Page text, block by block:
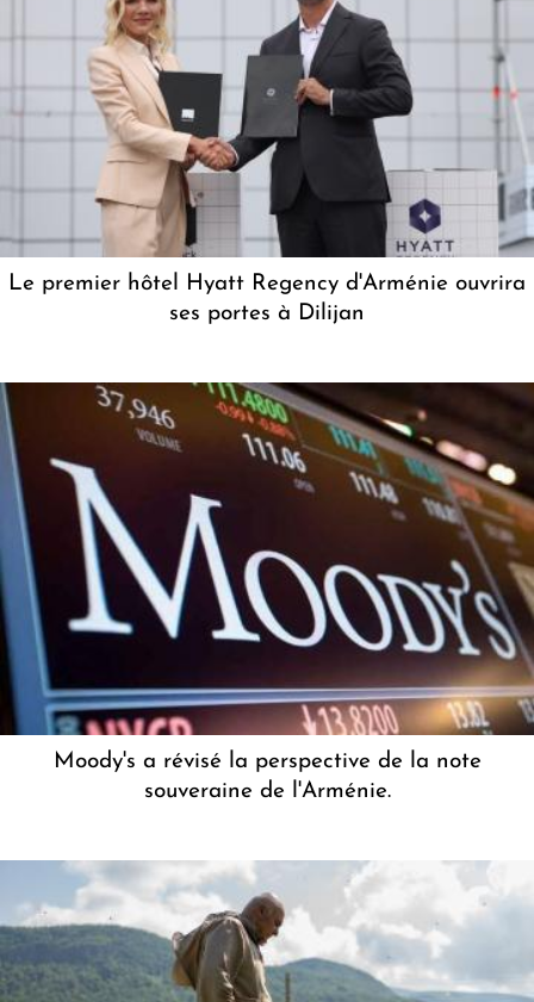
Le premier hôtel Hyatt Regency d'Arménie ouvrira
ses portes à Dilijan
Moody's a révisé la perspective de la note
souveraine de l'Arménie.